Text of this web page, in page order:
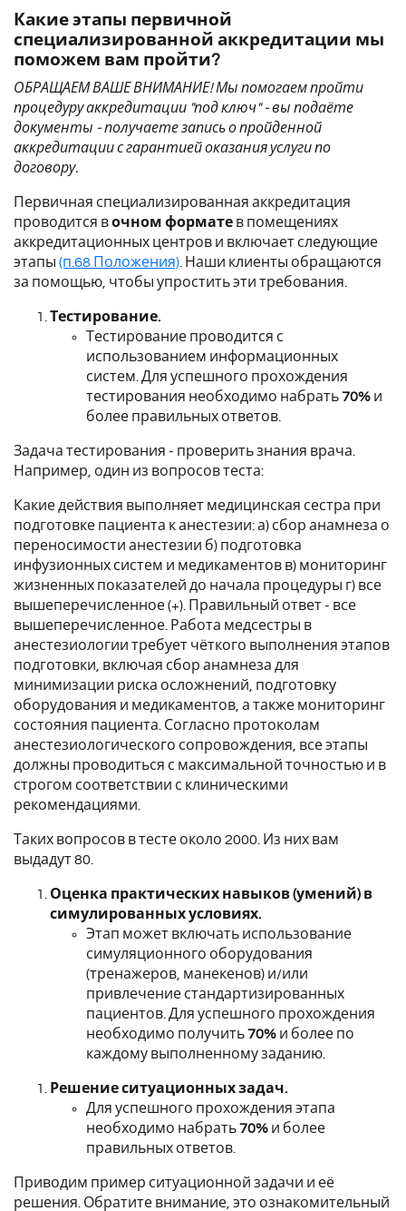
Какие этапы первичной
специализированной аккредитации мы
поможем вам пройти?
ОБРАЩАЕМ ВАШЕ ВНИМАНИЕ! Мы помогаем пройти
процедуру аккредитации "под ключ" - вы подаёте
документы - получаете запись о пройденной
аккредитации с гарантией оказания услуги по
договору.
Первичная специализированная аккредитация
проводится вочном формате в помещениях
аккредитационных центров и включает следующие
этапы (п.68 Положения) . Наши клиенты обращаются
за помощью, чтобы упростить эти требования.
Тестирование.
Тестирование проводится с
использованием информационных
систем. Для успешного прохождения
тестирования необходимо набрать70% и
более правильных ответов.
Задача тестирования - проверить знания врача.
Например, один из вопросов теста:
Какие действия выполняет медицинская сестра при
подготовке пациента к анестезии: а) сбор анамнеза о
переносимости анестезии б) подготовка
инфузионных систем и медикаментов в) мониторинг
жизненных показателей до начала процедуры г) все
вышеперечисленное (+). Правильный ответ - все
вышеперечисленное. Работа медсестры в
анестезиологии требует чёткого выполнения этапов
подготовки, включая сбор анамнеза для
минимизации риска осложнений, подготовку
оборудования и медикаментов, а также мониторинг
состояния пациента. Согласно протоколам
анестезиологического сопровождения, все этапы
должны проводиться с максимальной точностью и в
строгом соответствии с клиническими
рекомендациями.
Таких вопросов в тесте около 2000. Из них вам
выдадут 80.
Оценка практических навыков (умений) в
симулированных условиях.
Этап может включать использование
симуляционного оборудования
(тренажеров, манекенов) и/или
привлечение стандартизированных
пациентов. Для успешного прохождения
необходимо получить70% и более по
каждому выполненному заданию.
Решение ситуационных задач.
Для успешного прохождения этапа
необходимо набрать70% и более
правильных ответов.
Приводим пример ситуационной задачи и её
решения. Обратите внимание, это ознакомительный